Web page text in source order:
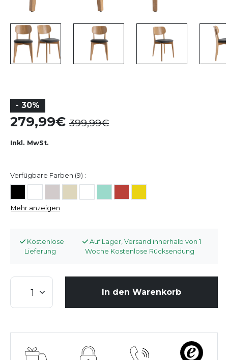
- 30%
279,99 399,99
Inkl. MwSt.
Verfügbare Farben (9) :
Mehr anzeigen
Kostenlose
Lieferung
Auf Lager, Versand innerhalb von 1
Woche Kostenlose Rücksendung
In den Warenkorb